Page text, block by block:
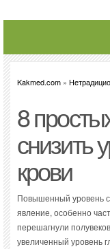
Kakmed.com »
8
снизить
крови
Повышенный уровень
явление, особенно
перешагнули
увеличенный уровень